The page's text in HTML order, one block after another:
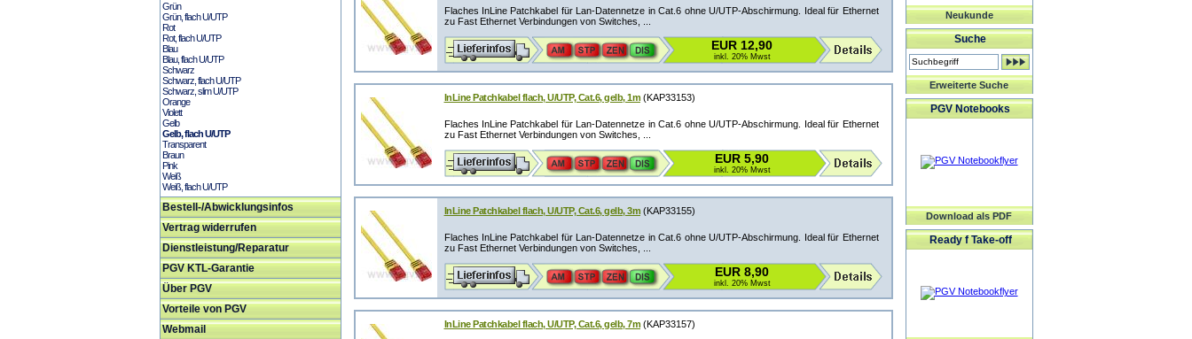
Grün
Grün, flach U/UTP
Rot
Rot, flach U/UTP
Blau
Blau, flach U/UTP
Schwarz
Schwarz, flach U/UTP
Schwarz, slim U/UTP
Orange
Violett
Gelb
Gelb, flach U/UTP
Transparent
Braun
Pink
Weiß
Weiß, flach U/UTP
Bestell-/Abwicklungsinfos
Vertrag widerrufen
Dienstleistung/Reparatur
PGV KTL-Garantie
Über PGV
Vorteile von PGV
Webmail
Flaches InLine Patchkabel für Lan-Datennetze in Cat.6 ohne U/UTP-Abschirmung. Ideal für Ethernet
zu Fast Ethernet Verbindungen von Switches, ...
EUR 12,90
inkl. 20% Mwst
InLine Patchkabel flach, U/UTP, Cat.6, gelb, 1m (KAP33153)
Flaches InLine Patchkabel für Lan-Datennetze in Cat.6 ohne U/UTP-Abschirmung. Ideal für Ethernet
zu Fast Ethernet Verbindungen von Switches, ...
EUR 5,90
inkl. 20% Mwst
InLine Patchkabel flach, U/UTP, Cat.6, gelb, 3m (KAP33155)
Flaches InLine Patchkabel für Lan-Datennetze in Cat.6 ohne U/UTP-Abschirmung. Ideal für Ethernet
zu Fast Ethernet Verbindungen von Switches, ...
EUR 8,90
inkl. 20% Mwst
InLine Patchkabel flach, U/UTP, Cat.6, gelb, 7m (KAP33157)
Neukunde
Suche
Erweiterte Suche
PGV Notebooks
Download als PDF
Ready f Take-off